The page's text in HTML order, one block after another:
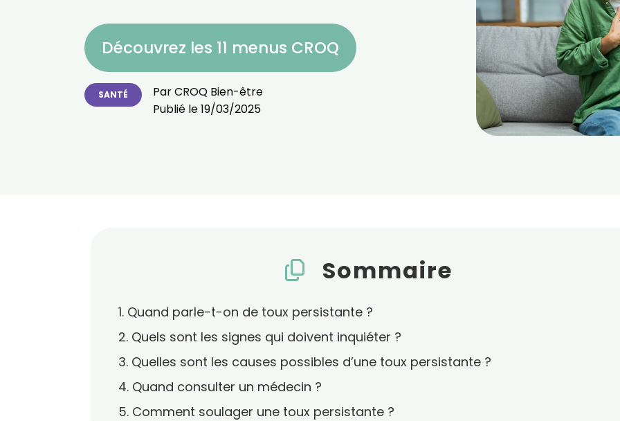
Découvrez les 11 menus CROQ
SANTÉ ParCROQ Bien-être
Publié le19/03/2025
Sommaire
1. Quand parle-t-on de toux persistante ?
2. Quels sont les signes qui doivent inquiéter ?
3. Quelles sont les causes possibles d’une toux persistante ?
4. Quand consulter un médecin ?
5. Comment soulager une toux persistante ?